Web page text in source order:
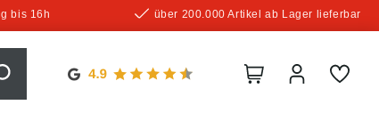
bis 16h über 200.000 Artikel ab Lager lieferbar